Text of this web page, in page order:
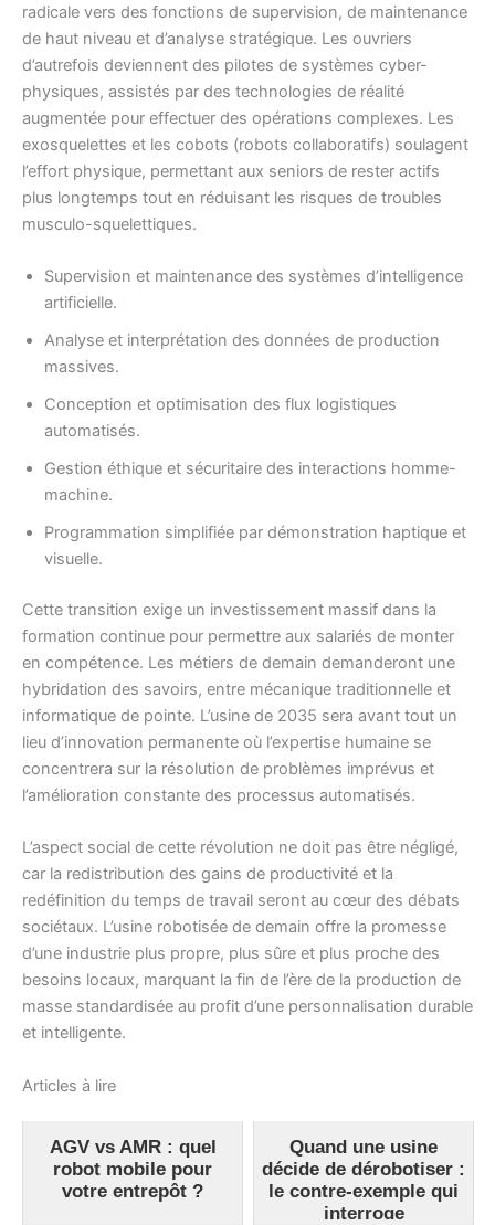
radicale vers des fonctions de supervision, de maintenance
de haut niveau et d’analyse stratégique. Les ouvriers
d’autrefois deviennent des pilotes de systèmes cyber-
physiques, assistés par des technologies de réalité
augmentée pour effectuer des opérations complexes. Les
exosquelettes et les cobots (robots collaboratifs) soulagent
l’effort physique, permettant aux seniors de rester actifs
plus longtemps tout en réduisant les risques de troubles
musculo-squelettiques.
Supervision et maintenance des systèmes d’intelligence
artificielle.
Analyse et interprétation des données de production
massives.
Conception et optimisation des flux logistiques
automatisés.
Gestion éthique et sécuritaire des interactions homme-
machine.
Programmation simplifiée par démonstration haptique et
visuelle.
Cette transition exige un investissement massif dans la
formation continue pour permettre aux salariés de monter
en compétence. Les métiers de demain demanderont une
hybridation des savoirs, entre mécanique traditionnelle et
informatique de pointe. L’usine de 2035 sera avant tout un
lieu d’innovation permanente où l’expertise humaine se
concentrera sur la résolution de problèmes imprévus et
l’amélioration constante des processus automatisés.
L’aspect social de cette révolution ne doit pas être négligé,
car la redistribution des gains de productivité et la
redéfinition du temps de travail seront au cœur des débats
sociétaux. L’usine robotisée de demain offre la promesse
d’une industrie plus propre, plus sûre et plus proche des
besoins locaux, marquant la fin de l’ère de la production de
masse standardisée au profit d’une personnalisation durable
et intelligente.
Articles à lire
AGV vs AMR : quel
robot mobile pour
votre entrepôt ?
Quand une usine
décide de dérobotiser :
le contre-exemple qui
interroge